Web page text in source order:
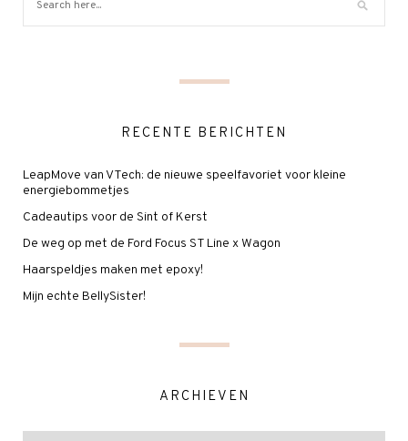
RECENTE BERICHTEN
LeapMove van VTech: de nieuwe speelfavoriet voor kleine
energiebommetjes
Cadeautips voor de Sint of Kerst
De weg op met de Ford Focus ST Line x Wagon
Haarspeldjes maken met epoxy!
Mijn echte BellySister!
ARCHIEVEN